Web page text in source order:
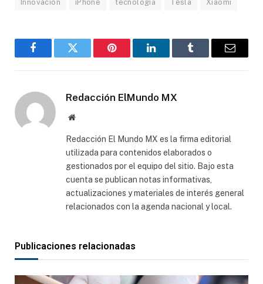
Innovación iPhone tecnología Tesla Xiaomi
FacebookGorjeo Pinterest LinkedInTumblr
Correo
Redacción ElMundo MX
Sitio
Redacción El Mundo MX es la firma editorial
utilizada para contenidos elaborados o
gestionados por el equipo del sitio. Bajo esta
cuenta se publican notas informativas,
actualizaciones y materiales de interés general
relacionados con la agenda nacional y local.
Publicaciones relacionadas